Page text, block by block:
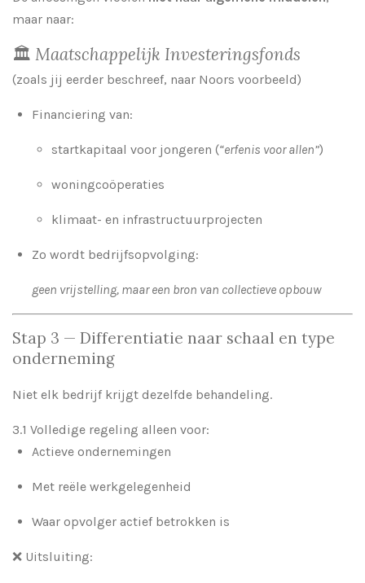
maar naar:
🏛️ Maatschappelijk Investeringsfonds
(zoals jij eerder beschreef, naar Noors voorbeeld)
Financiering van:
startkapitaal voor jongeren (“erfenis voor allen”)
woningcoöperaties
klimaat- en infrastructuurprojecten
Zo wordt bedrijfsopvolging:
geen vrijstelling, maar een bron van collectieve opbouw
Stap 3 — Differentiatie naar schaal en type
onderneming
Niet elk bedrijf krijgt dezelfde behandeling.
3.1 Volledige regeling alleen voor:
Actieve ondernemingen
Met reële werkgelegenheid
Waar opvolger actief betrokken is
❌ Uitsluiting: